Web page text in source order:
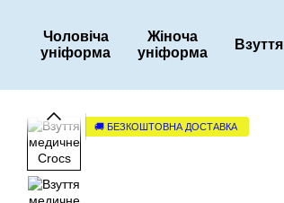
Чоловіча
уніформа
Жіноча
уніформа
Взуття
🚚 БЕЗКОШТОВНА ДОСТАВКА